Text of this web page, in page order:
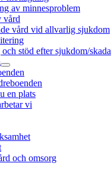
av minnesproblem
vård
vård vid allvarlig sjukdom
stöd efter sjukdom/skada
en plats
vi
och omsorg